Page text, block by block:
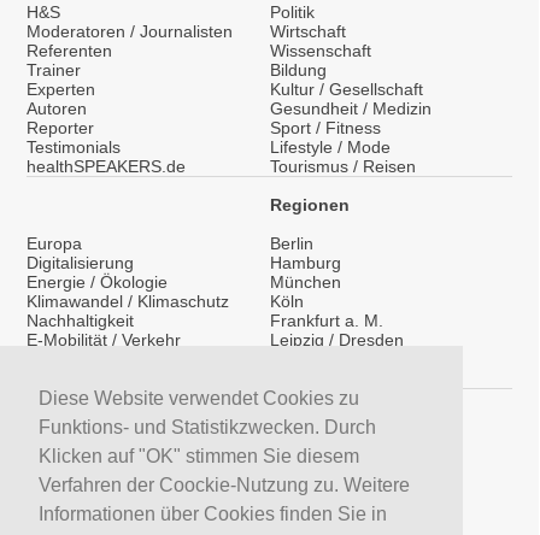
Diese Website verwendet Cookies zu
Funktions- und Statistikzwecken. Durch
Klicken auf "OK" stimmen Sie diesem
Verfahren der Coockie-Nutzung zu. Weitere
Informationen über Cookies finden Sie in
H&S
Moderatoren / Journalisten
Referenten
Trainer
Experten
Autoren
Reporter
Testimonials
healthSPEAKERS.de
Politik
Wirtschaft
Wissenschaft
Bildung
Kultur / Gesellschaft
Gesundheit / Medizin
Sport / Fitness
Lifestyle / Mode
Tourismus / Reisen
Europa
Digitalisierung
Energie / Ökologie
Klimawandel / Klimaschutz
Nachhaltigkeit
E-Mobilität / Verkehr
Vorträge / Keynotes
Regionen
Berlin
Hamburg
München
Köln
Frankfurt a. M.
Leipzig / Dresden
Service
LinkedIn
YouTube Moderatoren
YouTube Referenten
H&S News